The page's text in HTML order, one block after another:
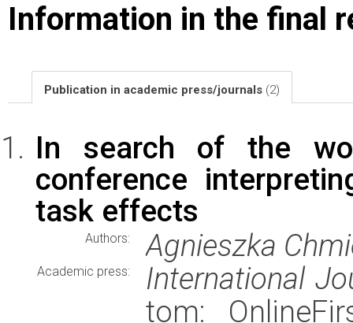
Information in the final
Publication in academic press/journals (2)
In search of the
conference
task effects
Authors: Agnieszka
Academic press:
International
tom: